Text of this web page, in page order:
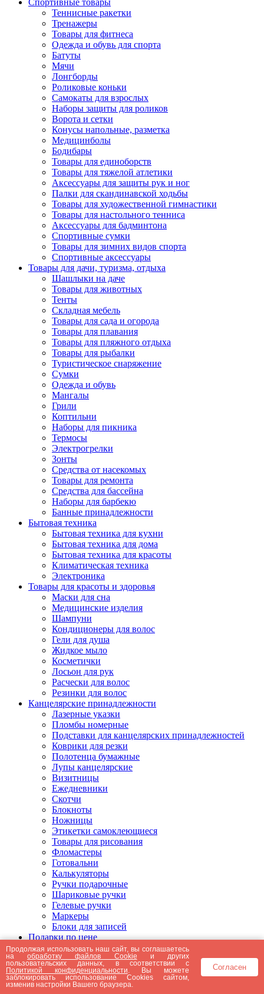
Спортивные товары
Теннисные ракетки
Тренажеры
Товары для фитнеса
Одежда и обувь для спорта
Батуты
Мячи
Лонгборды
Роликовые коньки
Самокаты для взрослых
Наборы защиты для роликов
Ворота и сетки
Конусы напольные, разметка
Медицинболы
Бодибары
Товары для единоборств
Товары для тяжелой атлетики
Аксессуары для защиты рук и ног
Палки для скандинавской ходьбы
Товары для художественной гимнастики
Товары для настольного тенниса
Аксессуары для бадминтона
Спортивные сумки
Товары для зимних видов спорта
Спортивные аксессуары
Товары для дачи, туризма, отдыха
Шашлыки на даче
Товары для животных
Тенты
Складная мебель
Товары для сада и огорода
Товары для плавания
Товары для пляжного отдыха
Товары для рыбалки
Туристическое снаряжение
Сумки
Одежда и обувь
Мангалы
Грили
Коптильни
Наборы для пикника
Термосы
Электрогрелки
Зонты
Средства от насекомых
Товары для ремонта
Средства для бассейна
Наборы для барбекю
Банные принадлежности
Бытовая техника
Бытовая техника для кухни
Бытовая техника для дома
Бытовая техника для красоты
Климатическая техника
Электроника
Товары для красоты и здоровья
Маски для сна
Медицинские изделия
Шампуни
Кондиционеры для волос
Гели для душа
Жидкое мыло
Косметички
Лосьон для рук
Расчески для волос
Резинки для волос
Канцелярские принадлежности
Лазерные указки
Пломбы номерные
Подставки для канцелярских принадлежностей
Коврики для резки
Полотенца бумажные
Лупы канцелярские
Визитницы
Ежедневники
Скотчи
Блокноты
Ножницы
Этикетки самоклеющиеся
Товары для рисования
Фломастеры
Готовальни
Калькуляторы
Ручки подарочные
Шариковые ручки
Гелевые ручки
Маркеры
Блоки для записей
Подарки по цене
Подарки от 5000 рублей
Подарки до 5000 рублей
Подарки до 3000 рублей
Подарки до 2000 рублей
Подарки до 1000 рублей
Продолжая использовать наш сайт, вы соглашаетесь
наобработку файлов Cookie и других
пользовательских данных, в соответствии с
Политикой конфиденциальности . Вы можете
заблокировать использование Cookies сайтом,
изменив настройки Вашего браузера.
Согласен